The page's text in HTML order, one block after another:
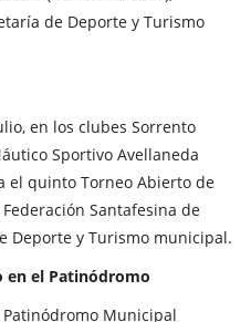
de Deporte y Turismo
en los clubes Sorrento
Sportivo Avellaneda
el quinto Torneo Abierto de
Santafesina de
Deporte y Turismo municipal.
en el Patinódromo
Municipal